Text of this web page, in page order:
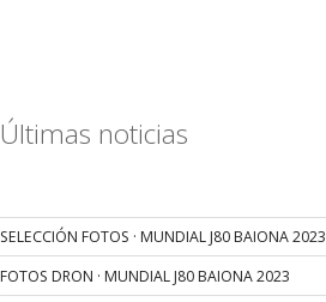
Últimas noticias
SELECCIÓN FOTOS · MUNDIAL J80 BAIONA 2023
FOTOS DRON · MUNDIAL J80 BAIONA 2023